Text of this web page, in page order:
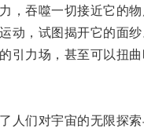
吞噬一切接近它的物
，试图揭开它的面纱
力场，甚至可以扭曲
们对宇宙的无限探索